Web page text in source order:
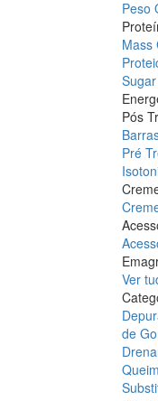
Peso
Mass
Sugar
Pós
Pré
Ver
de